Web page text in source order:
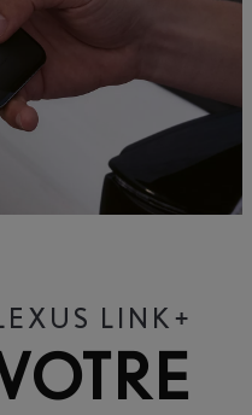
LINK+